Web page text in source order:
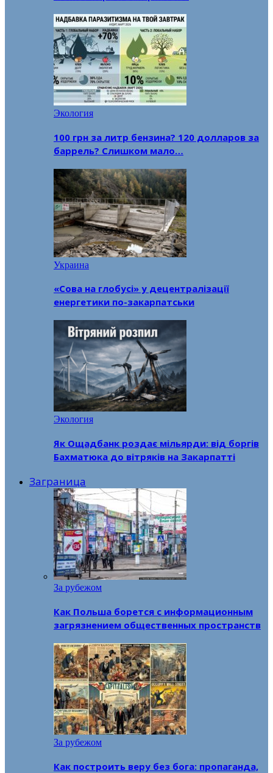
Экология
100 грн за литр бензина? 120 долларов за
баррель? Слишком мало…
Украина
«Сова на глобусі» у децентралізації
енергетики по-закарпатськи
Экология
Як Ощадбанк роздає мільярди: від боргів
Бахматюка до вітряків на Закарпатті
Заграница
За рубежом
Как Польша борется с информационным
загрязнением общественных пространств
За рубежом
Как построить веру без бога: пропаганда,